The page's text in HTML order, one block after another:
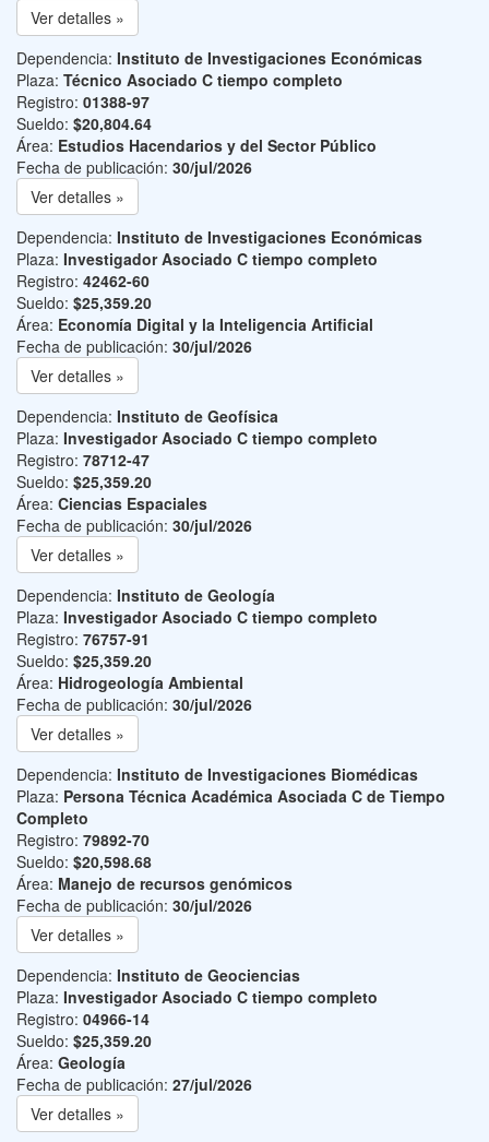
Ver detalles »
Dependencia: Instituto de Investigaciones Económicas
Plaza: Técnico Asociado C tiempo completo
Registro: 01388-97
Sueldo: $20,804.64
Área: Estudios Hacendarios y del Sector Público
Fecha de publicación: 30/jul/2026
Ver detalles »
Dependencia: Instituto de Investigaciones Económicas
Plaza: Investigador Asociado C tiempo completo
Registro: 42462-60
Sueldo: $25,359.20
Área: Economía Digital y la Inteligencia Artificial
Fecha de publicación: 30/jul/2026
Ver detalles »
Dependencia: Instituto de Geofísica
Plaza: Investigador Asociado C tiempo completo
Registro: 78712-47
Sueldo: $25,359.20
Área: Ciencias Espaciales
Fecha de publicación: 30/jul/2026
Ver detalles »
Dependencia: Instituto de Geología
Plaza: Investigador Asociado C tiempo completo
Registro: 76757-91
Sueldo: $25,359.20
Área: Hidrogeología Ambiental
Fecha de publicación: 30/jul/2026
Ver detalles »
Dependencia: Instituto de Investigaciones Biomédicas
Plaza: Persona Técnica Académica Asociada C de Tiempo
Completo
Registro: 79892-70
Sueldo: $20,598.68
Área: Manejo de recursos genómicos
Fecha de publicación: 30/jul/2026
Ver detalles »
Dependencia: Instituto de Geociencias
Plaza: Investigador Asociado C tiempo completo
Registro: 04966-14
Sueldo: $25,359.20
Área: Geología
Fecha de publicación: 27/jul/2026
Ver detalles »